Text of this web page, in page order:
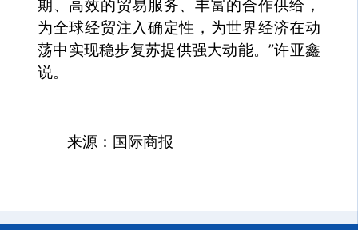
期、高效的贸易服务、丰富的合作供给，
为全球经贸注入确定性，为世界经济在动
荡中实现稳步复苏提供强大动能。”许亚鑫
说。
来源：国际商报